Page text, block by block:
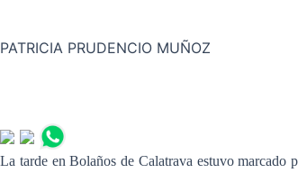
PATRICIA PRUDENCIO MUÑOZ
La tarde en Bolaños de Calatrava estuvo